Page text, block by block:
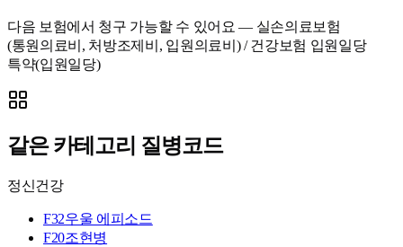
다음 보험에서 청구 가능할 수 있어요 — 실손의료보험
(통원의료비, 처방조제비, 입원의료비) / 건강보험 입원일당
특약(입원일당)
같은 카테고리 질병코드
정신건강
F32우울 에피소드
F20조현병